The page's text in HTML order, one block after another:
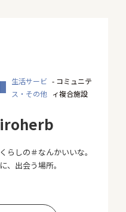
iroherb
生活サービ
ス・その他
- コミュニテ
ィ複合施設
くらしの＃なんかいいな。
に、出会う場所。